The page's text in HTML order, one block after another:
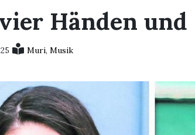
Händen und
Muri, Musik